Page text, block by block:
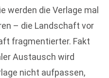
werden die Verlage mal
– die Landschaft vor
fragmentierter. Fakt
Austausch wird
nicht aufpassen,